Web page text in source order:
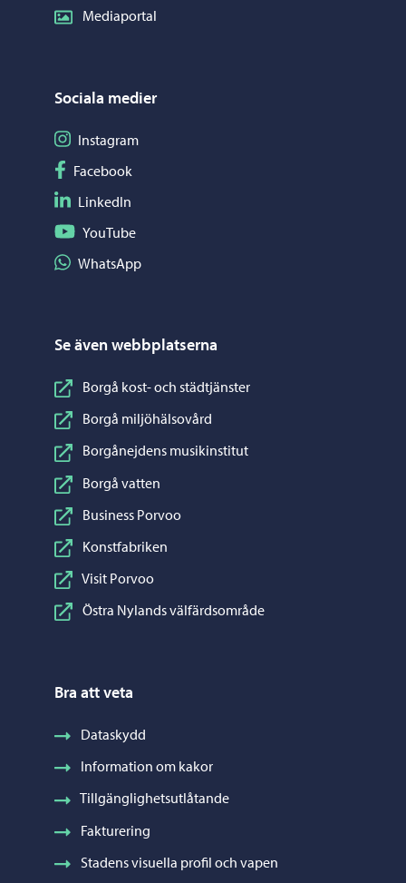
Mediaportal
Sociala medier
Följ på Instagram
Instagram
Följ på Facebook
Facebook
Följ på LinkedIn
LinkedIn
Följ på YouTube
YouTube
Dela på WhatsApp
WhatsApp
Se även webbplatserna
Borgå kost- och städtjänster
Borgå miljöhälsovård
Borgånejdens musikinstitut
Borgå vatten
Business Porvoo
Konstfabriken
Visit Porvoo
Östra Nylands välfärdsområde
Bra att veta
Dataskydd
Information om kakor
Tillgänglighetsutlåtande
Fakturering
Stadens visuella profil och vapen